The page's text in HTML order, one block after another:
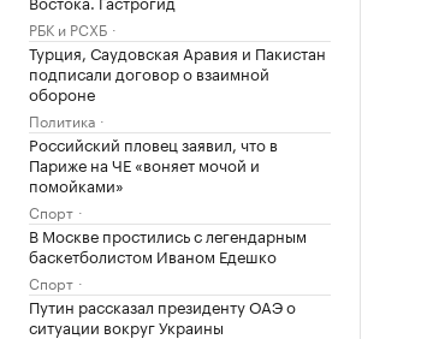
РБК и РСХБ
Турция, Саудовская Аравия и Пакистан
подписали договор о взаимной
обороне
Политика
Российский пловец заявил, что в
Париже на ЧЕ «воняет мочой и
помойками»
Спорт
В Москве простились с легендарным
баскетболистом Иваном Едешко
Спорт
Путин рассказал президенту ОАЭ о
ситуации вокруг Украины